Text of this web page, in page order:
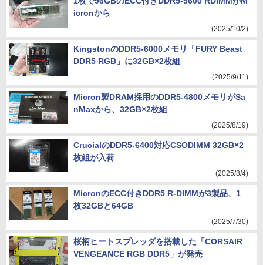
icronから
(2025/10/2)
KingstonのDDR5-6000メモリ「FURY Beast
DDR5 RGB」に32GB×2枚組
(2025/9/11)
Micron製DRAM採用のDDR5-4800メモリがSa
nMaxから、32GB×2枚組
(2025/8/19)
CrucialのDDR5-6400対応CSODIMM 32GB×2
枚組が入荷
(2025/8/4)
MicronのECC付きDDR5 R-DIMMが3製品、1
枚32GBと64GB
(2025/7/30)
桜柄ヒートスプレッダを搭載した「CORSAIR
VENGEANCE RGB DDR5」が発売